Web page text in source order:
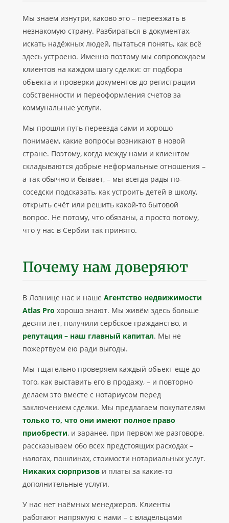
Мы знаем изнутри, каково это – переезжать в
незнакомую страну. Разбираться в документах,
искать надёжных людей, пытаться понять, как всё
здесь устроено. Именно поэтому мы сопровождаем
клиентов на каждом шагу сделки: от подбора
объекта и проверки документов до регистрации
собственности и переоформления счетов за
коммунальные услуги.
Мы прошли путь переезда сами и хорошо
понимаем, какие вопросы возникают в новой
стране. Поэтому, когда между нами и клиентом
складываются добрые неформальные отношения –
а так обычно и бывает, – мы всегда рады по-
соседски подсказать, как устроить детей в школу,
открыть счёт или решить какой-то бытовой
вопрос. Не потому, что обязаны, а просто потому,
что у нас в Сербии так принято.
Почему нам доверяют
В Лознице нас и наше Агентство недвижимости
Atlas Pro хорошо знают. Мы живём здесь больше
десяти лет, получили сербское гражданство, и
репутация – наш главный капитал. Мы не
пожертвуем ею ради выгоды.
Мы тщательно проверяем каждый объект ещё до
того, как выставить его в продажу, – и повторно
делаем это вместе с нотариусом перед
заключением сделки. Мы предлагаем покупателям
только то, что они имеют полное право
приобрести, и заранее, при первом же разговоре,
рассказываем обо всех предстоящих расходах –
налогах, пошлинах, стоимости нотариальных услуг.
Никаких сюрпризов и платы за какие-то
дополнительные услуги.
У нас нет наёмных менеджеров. Клиенты
работают напрямую с нами – с владельцами